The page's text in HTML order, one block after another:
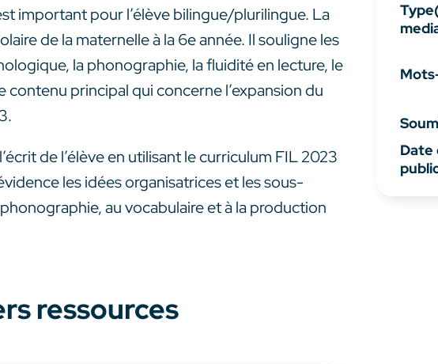
important pour l’élève bilingue/plurilingue. La
de la maternelle à la 6e année. Il souligne les
la phonographie, la fluidité en lecture, le
principal qui concerne l’expansion du
de l’élève en utilisant le curriculum FIL 2023
les idées organisatrices et les sous-
au vocabulaire et à la production
ressources
Date